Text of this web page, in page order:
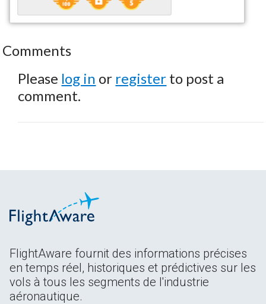
Comments
Please log in or register to post a
comment.
FlightAware fournit des informations précises
en temps réel, historiques et prédictives sur les
vols à tous les segments de l'industrie
aéronautique.